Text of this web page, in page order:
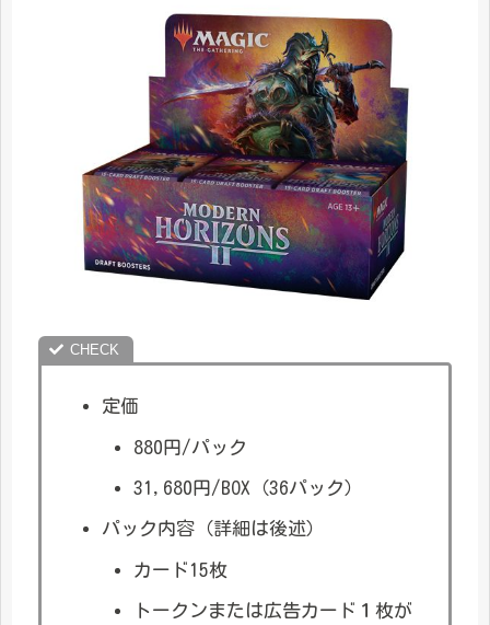
定価
880円/パック
31,680円/BOX（36パック）
パック内容（詳細は後述）
カード15枚
トークンまたは広告カード１枚が